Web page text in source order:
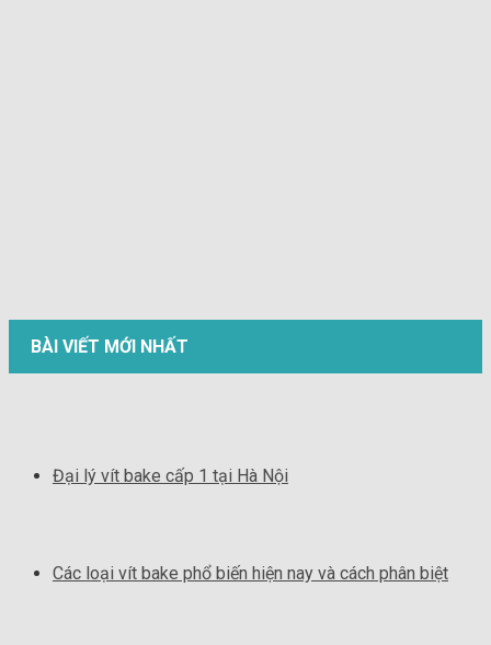
BÀI VIẾT MỚI NHẤT
Đại lý vít bake cấp 1 tại Hà Nội
Các loại vít bake phổ biến hiện nay và cách phân biệt